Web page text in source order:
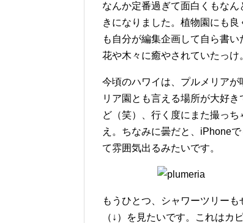
なんか定番過ぎて面白くもな
きになりました。植物園にも
も自分が編集企画して自ら書
花や木々に癒やされていたっけ
今頃のハワイは、プルメリア
リア園とも言える場所が大好
ど（笑）、行く度にまた撮っ
え。ちなみに曇だと、iPhone
て雰囲気出るみたいです。
もうひとつ、シャワーツリー
（↓）を見たいです。これはカ